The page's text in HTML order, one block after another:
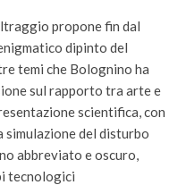
propone fin dal
dipinto del
temi che Bolognino ha
sul rapporto tra arte e
scientifica, con
simulazione del disturbo
abbreviato e oscuro,
tecnologici